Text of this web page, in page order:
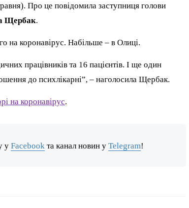
Про це повідомила заступниця голови
Щербак.
на коронавірус. Набільше – в Олиці.
працівників та 16 пацієнтів. І ще один
до психлікарні”, – наголосила Щербак.
на коронавірус.
уFacebook та канал новин уTelegram!